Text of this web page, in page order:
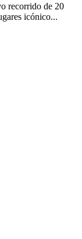
recorrido de 20
icónico...